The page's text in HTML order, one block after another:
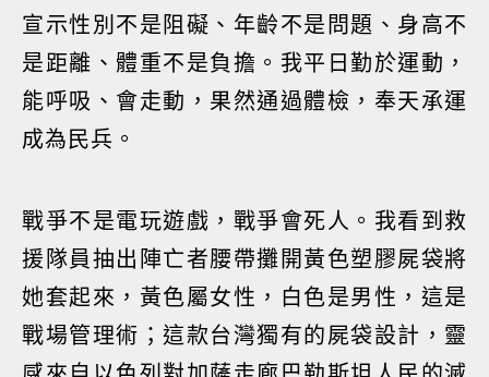
宣示性別不是阻礙、年齡不是問題、身高不
是距離、體重不是負擔。我平日勤於運動，
能呼吸、會走動，果然通過體檢，奉天承運
成為民兵。
戰爭不是電玩遊戲，戰爭會死人。我看到救
援隊員抽出陣亡者腰帶攤開黃色塑膠屍袋將
她套起來，黃色屬女性，白色是男性，這是
戰場管理術；這款台灣獨有的屍袋設計，靈